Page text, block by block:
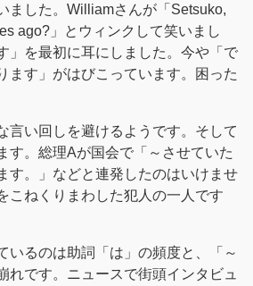
ました。Williamさんが「Setsuko,
ago?」とウィンクして笑いまし
」を最初に耳にしました。今や「で
ます」がはびこっています。困った
言い回しを避けるようです。そして
す。総理Aが国会で「～させていた
す。」などと連発したのはいけませ
こねくりまわした犯人の一人です
いるのは助詞「は」の頻度と、「～
れです。ニュースで街頭インタビュ